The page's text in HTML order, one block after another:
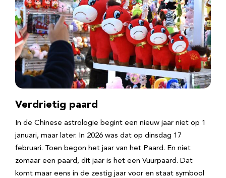
Verdrietig paard
In de Chinese astrologie begint een nieuw jaar niet op 1
januari, maar later. In 2026 was dat op dinsdag 17
februari. Toen begon het jaar van het Paard. En niet
zomaar een paard, dit jaar is het een Vuurpaard. Dat
komt maar eens in de zestig jaar voor en staat symbool